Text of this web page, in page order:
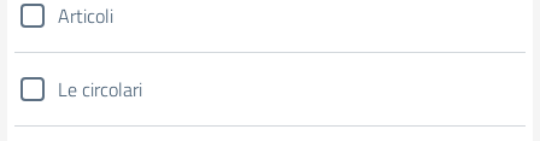
Articoli
Le circolari